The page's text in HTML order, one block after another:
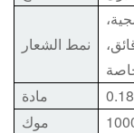
نمط الشعار
مادة
موك